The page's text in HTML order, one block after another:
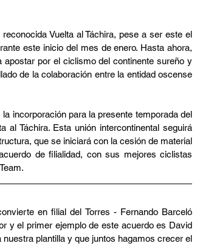
Vuelta al Táchira, pese a ser este el
este inicio del mes de enero. Hasta ahora,
apostar por el ciclismo del continente sureño y
de la colaboración entre la entidad oscense
incorporación para la presente temporada del
al Táchira. Esta unión intercontinental seguirá
que se iniciará con la cesión de material
de filialidad, con sus mejores ciclistas
en filial del Torres - Fernando Barceló
y el primer ejemplo de este acuerdo es David
plantilla y que juntos hagamos crecer el